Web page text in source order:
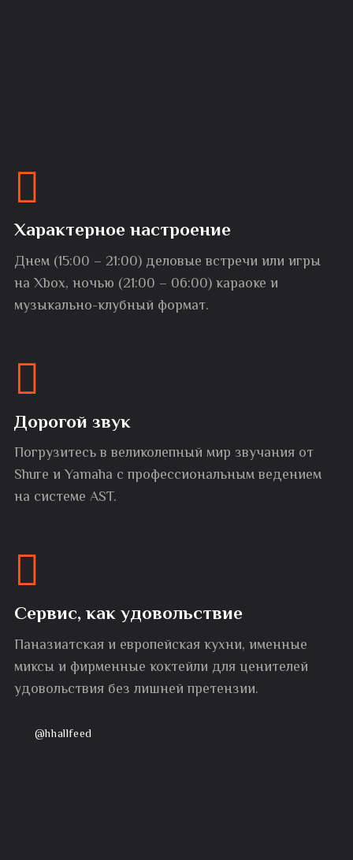
Характерное настроение
Днем (15:00 – 21:00) деловые встречи или игры
на Xbox, ночью (21:00 – 06:00) караоке и
музыкально-клубный формат.
Дорогой звук
Погрузитесь в великолепный мир звучания от
Shure и Yamaha с профессиональным ведением
на системе AST.
Сервис, как удовольствие
Паназиатская и европейская кухни, именные
миксы и фирменные коктейли для ценителей
удовольствия без лишней претензии.
@hhallfeed